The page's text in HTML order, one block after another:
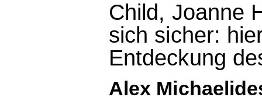
Child, Joanne
sich sicher:
Entdeckung
Alex